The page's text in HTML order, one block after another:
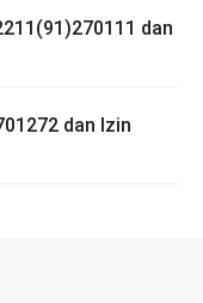
dan
dan Izin